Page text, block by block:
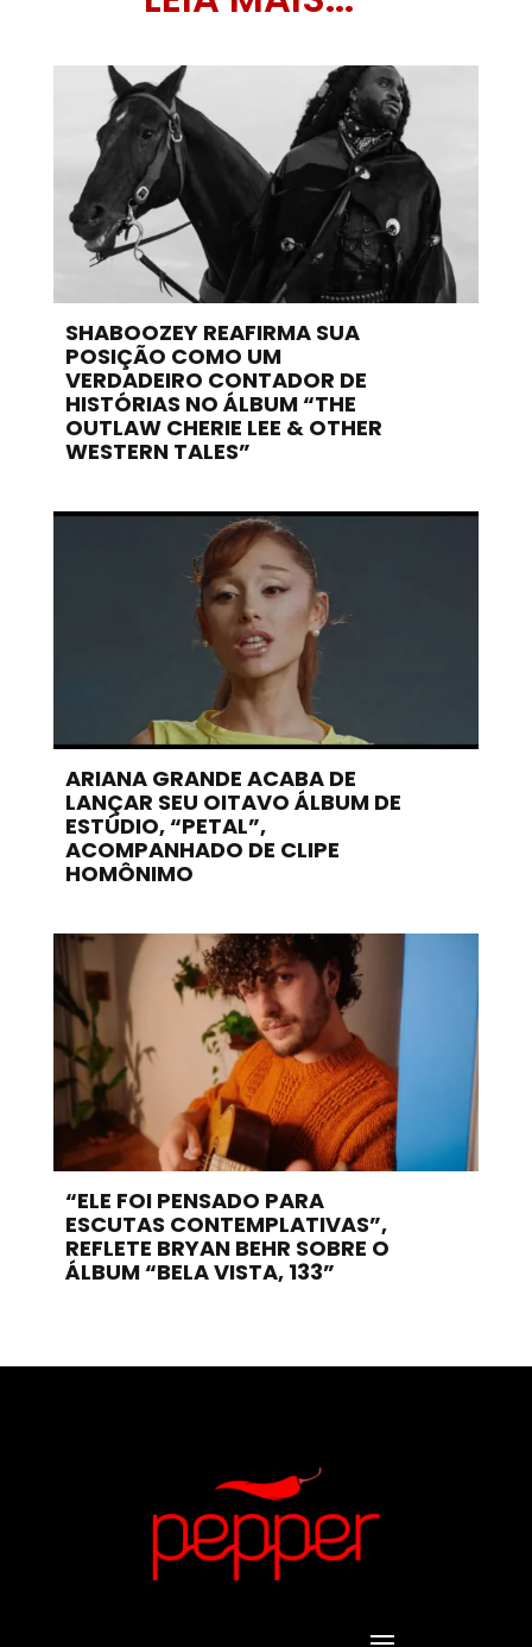
SHABOOZEY REAFIRMA SUA
POSIÇÃO COMO UM
VERDADEIRO CONTADOR DE
HISTÓRIAS NO ÁLBUM “THE
OUTLAW CHERIE LEE & OTHER
WESTERN TALES”
ARIANA GRANDE ACABA DE
LANÇAR SEU OITAVO ÁLBUM DE
ESTÚDIO, “PETAL”,
ACOMPANHADO DE CLIPE
HOMÔNIMO
“ELE FOI PENSADO PARA
ESCUTAS CONTEMPLATIVAS”,
REFLETE BRYAN BEHR SOBRE O
ÁLBUM “BELA VISTA, 133”